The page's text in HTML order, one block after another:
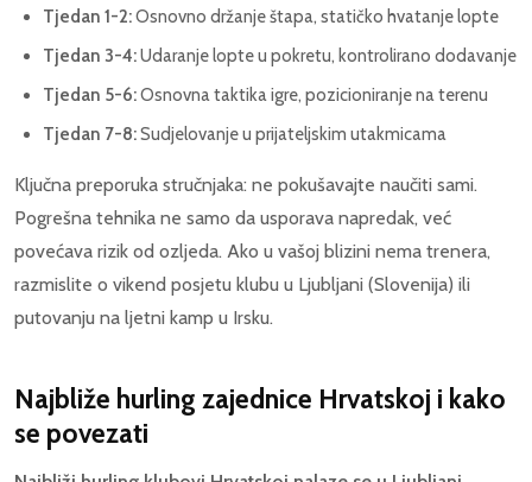
Tjedan 1-2:Osnovno držanje štapa, statičko hvatanje lopte
Tjedan 3-4:Udaranje lopte u pokretu, kontrolirano dodavanje
Tjedan 5-6:Osnovna taktika igre, pozicioniranje na terenu
Tjedan 7-8:Sudjelovanje u prijateljskim utakmicama
Ključna preporuka stručnjaka: ne pokušavajte naučiti sami.
Pogrešna tehnika ne samo da usporava napredak, već
povećava rizik od ozljeda. Ako u vašoj blizini nema trenera,
razmislite o vikend posjetu klubu u Ljubljani (Slovenija) ili
putovanju na ljetni kamp u Irsku.
Najbliže hurling zajednice Hrvatskoj i kako
se povezati